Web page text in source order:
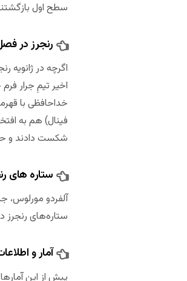
سطح اول
رنجرز در فصل 20-
اگرچه در
اخیر تیمِ جرار
فینال) هم به
شکست دادند و
ستاره های
آلفردو مورلوس،
ستاره‌های
آمار و
پیش از این